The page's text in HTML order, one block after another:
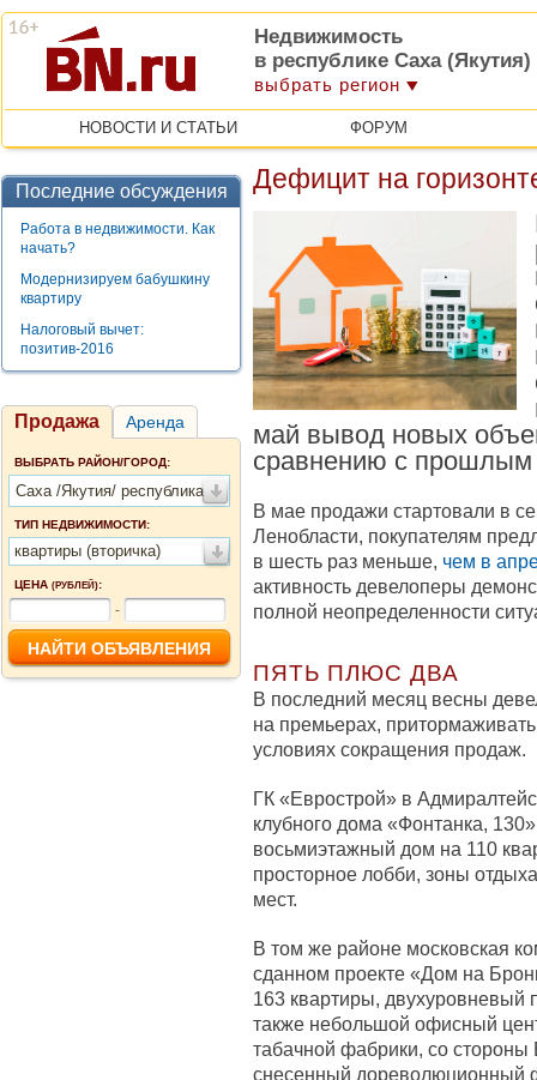
Недвижимость
в республике Саха (Якутия)
выбрать регион
НОВОСТИ И СТАТЬИ ФОРУМ
Последние обсуждения
Работа в недвижимости. Как
начать?
Модернизируем бабушкину
квартиру
Налоговый вычет:
позитив-2016
Продажа Аренда
ВЫБРАТЬ РАЙОН/ГОРОД:
Саха /Якутия/ республика
ТИП НЕДВИЖИМОСТИ:
квартиры (вторичка)
ЦЕНА (РУБЛЕЙ):
-
Дефицит на
май вывод новых
сравнению с прошлым
В мае продажи стартовали в
Ленобласти, покупателям
в шесть раз меньше, чем в
активность девелоперы
полной неопределенности
ПЯТЬ ПЛЮС ДВА
В последний месяц весны
на премьерах,
условиях сокращения продаж.
ГК «Еврострой» в
клубного дома «Фонтанка,
восьмиэтажный дом на 110
просторное лобби, зоны
мест.
В том же районе московская
сданном проекте «Дом на
163 квартиры, двухуровневый
также небольшой офисный
табачной фабрики, со
снесенный дореволюционный